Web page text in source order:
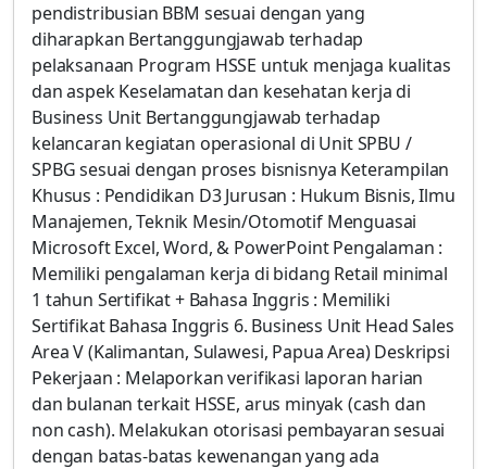
pendistribusian BBM sesuai dengan yang
diharapkan Bertanggungjawab terhadap
pelaksanaan Program HSSE untuk menjaga kualitas
dan aspek Keselamatan dan kesehatan kerja di
Business Unit Bertanggungjawab terhadap
kelancaran kegiatan operasional di Unit SPBU /
SPBG sesuai dengan proses bisnisnya Keterampilan
Khusus : Pendidikan D3 Jurusan : Hukum Bisnis, Ilmu
Manajemen, Teknik Mesin/Otomotif Menguasai
Microsoft Excel, Word, & PowerPoint Pengalaman :
Memiliki pengalaman kerja di bidang Retail minimal
1 tahun Sertifikat + Bahasa Inggris : Memiliki
Sertifikat Bahasa Inggris 6. Business Unit Head Sales
Area V (Kalimantan, Sulawesi, Papua Area) Deskripsi
Pekerjaan : Melaporkan verifikasi laporan harian
dan bulanan terkait HSSE, arus minyak (cash dan
non cash). Melakukan otorisasi pembayaran sesuai
dengan batas-batas kewenangan yang ada